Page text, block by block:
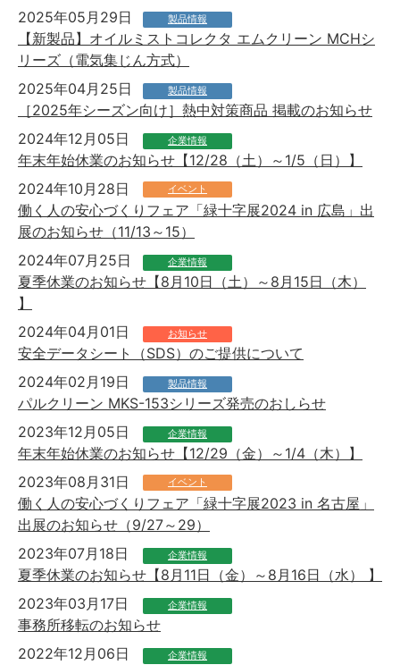
2025年05月29日
製品情報
【新製品】オイルミストコレクタ エムクリーン MCHシ
リーズ（電気集じん方式）
2025年04月25日
製品情報
［2025年シーズン向け］熱中対策商品 掲載のお知らせ
2024年12月05日
企業情報
年末年始休業のお知らせ【12/28（土）～1/5（日）】
2024年10月28日
イベント
働く人の安心づくりフェア「緑十字展2024 in 広島」出
展のお知らせ（11/13～15）
2024年07月25日
企業情報
夏季休業のお知らせ【8月10日（土）～8月15日（木）
】
2024年04月01日
お知らせ
安全データシート（SDS）のご提供について
2024年02月19日
製品情報
パルクリーン MKS-153シリーズ発売のおしらせ
2023年12月05日
企業情報
年末年始休業のお知らせ【12/29（金）～1/4（木）】
2023年08月31日
イベント
働く人の安心づくりフェア「緑十字展2023 in 名古屋」
出展のお知らせ（9/27～29）
2023年07月18日
企業情報
夏季休業のお知らせ【8月11日（金）～8月16日（水） 】
2023年03月17日
企業情報
事務所移転のお知らせ
2022年12月06日
企業情報